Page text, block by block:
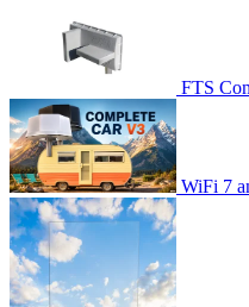
FTS
WiFi 7